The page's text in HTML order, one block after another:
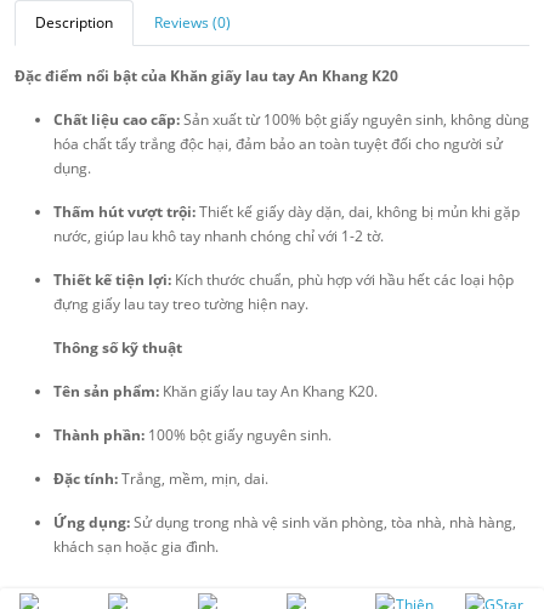
Description Reviews (0)
Đặc điểm nổi bật của Khăn giấy lau tay An Khang K20
Chất liệu cao cấp:Sản xuất từ 100% bột giấy nguyên sinh, không dùng
hóa chất tẩy trắng độc hại, đảm bảo an toàn tuyệt đối cho người sử
dụng.
Thấm hút vượt trội:Thiết kế giấy dày dặn, dai, không bị mủn khi gặp
nước, giúp lau khô tay nhanh chóng chỉ với 1-2 tờ.
Thiết kế tiện lợi: Kích thước chuẩn, phù hợp với hầu hết các loại hộp
đựng giấy lau tay treo tường hiện nay.
Thông số kỹ thuật
Tên sản phẩm: Khăn giấy lau tay An Khang K20.
Thành phần: 100% bột giấy nguyên sinh.
Đặc tính:Trắng, mềm, mịn, dai.
Ứng dụng:Sử dụng trong nhà vệ sinh văn phòng, tòa nhà, nhà hàng,
khách sạn hoặc gia đình.